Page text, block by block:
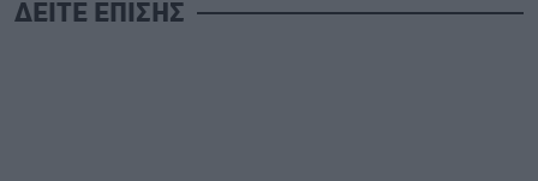
ΔΕΙΤΕ ΕΠΙΣΗΣ